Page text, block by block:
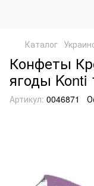
Каталог
Конфеты
ягоды Konti
Артикул: 0046871